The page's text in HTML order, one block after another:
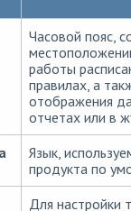
Часовой пояс,
работы
правилах, а
отображения
отчетах или в
Язык,
продукта по
Для настройки